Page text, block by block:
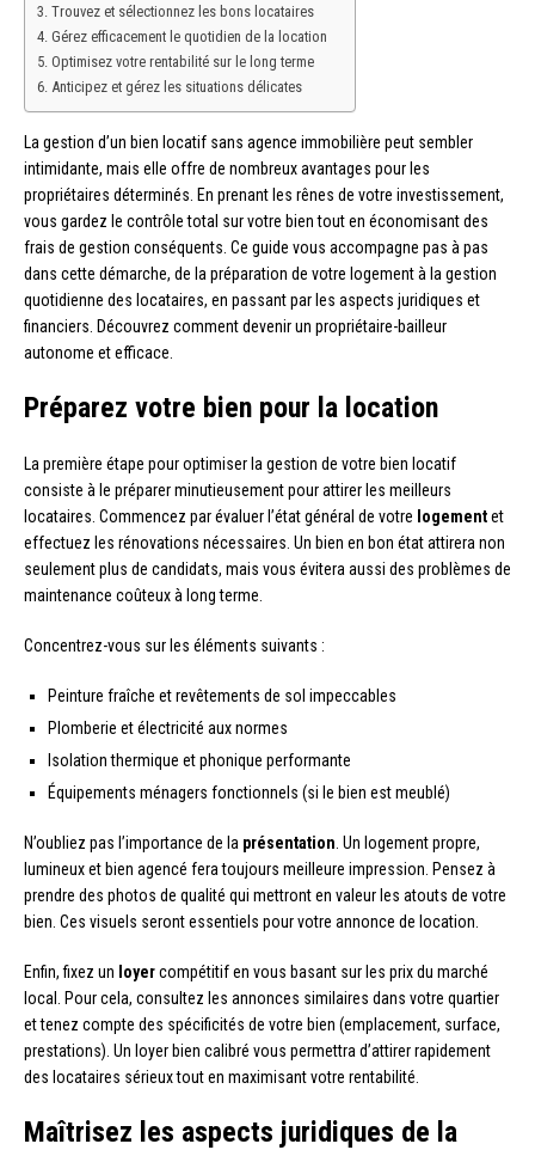
Trouvez et sélectionnez les bons locataires
Gérez efficacement le quotidien de la location
Optimisez votre rentabilité sur le long terme
Anticipez et gérez les situations délicates
La gestion d’un bien locatif sans agence immobilière peut sembler
intimidante, mais elle offre de nombreux avantages pour les
propriétaires déterminés. En prenant les rênes de votre investissement,
vous gardez le contrôle total sur votre bien tout en économisant des
frais de gestion conséquents. Ce guide vous accompagne pas à pas
dans cette démarche, de la préparation de votre logement à la gestion
quotidienne des locataires, en passant par les aspects juridiques et
financiers. Découvrez comment devenir un propriétaire-bailleur
autonome et efficace.
Préparez votre bien pour la location
La première étape pour optimiser la gestion de votre bien locatif
consiste à le préparer minutieusement pour attirer les meilleurs
locataires. Commencez par évaluer l’état général de votre logementet
effectuez les rénovations nécessaires. Un bien en bon état attirera non
seulement plus de candidats, mais vous évitera aussi des problèmes de
maintenance coûteux à long terme.
Concentrez-vous sur les éléments suivants :
Peinture fraîche et revêtements de sol impeccables
Plomberie et électricité aux normes
Isolation thermique et phonique performante
Équipements ménagers fonctionnels (si le bien est meublé)
N’oubliez pas l’importance de la présentation . Un logement propre,
lumineux et bien agencé fera toujours meilleure impression. Pensez à
prendre des photos de qualité qui mettront en valeur les atouts de votre
bien. Ces visuels seront essentiels pour votre annonce de location.
Enfin, fixez un loyercompétitif en vous basant sur les prix du marché
local. Pour cela, consultez les annonces similaires dans votre quartier
et tenez compte des spécificités de votre bien (emplacement, surface,
prestations). Un loyer bien calibré vous permettra d’attirer rapidement
des locataires sérieux tout en maximisant votre rentabilité.
Maîtrisez les aspects juridiques de la